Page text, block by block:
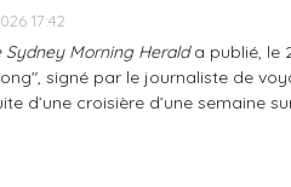
17:42
Sydney Morning Heralda publié, le
signé par le journaliste de
d’une croisière d’une semaine